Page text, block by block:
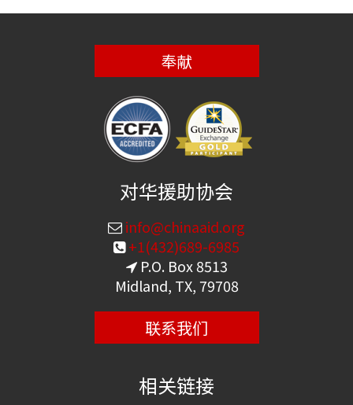
奉献
对华援助协会
info@chinaaid.org
+1(432)689-6985
P.O. Box 8513
Midland, TX, 79708
联系我们
相关链接